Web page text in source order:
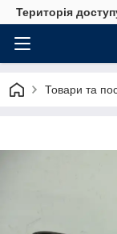
Територія
Товари та